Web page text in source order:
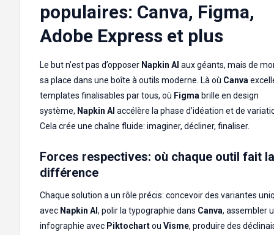
populaires: Canva, Figma,
Adobe Express et plus
Le but n’est pas d’opposer Napkin AI aux géants, mais de
sa place dans une boîte à outils moderne. Là où Canva
templates finalisables par tous, où Figma brille en design
système, Napkin AI accélère la phase d’idéation et de
Cela crée une chaîne fluide: imaginer, décliner, finaliser.
Forces respectives: où chaque outil fait la
différence
Chaque solution a un rôle précis: concevoir des variantes
avec Napkin AI , polir la typographie dans Canva, assembler
infographie avec Piktochartou Visme, produire des